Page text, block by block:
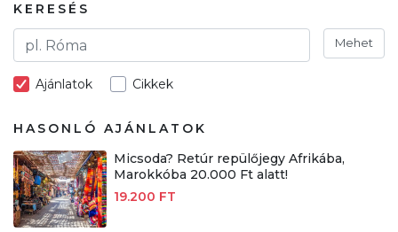
KERESÉS
Mehet
Ajánlatok Cikkek
HASONLÓ AJÁNLATOK
Micsoda? Retúr repülőjegy Afrikába,
Marokkóba 20.000 Ft alatt!
19.200 FT